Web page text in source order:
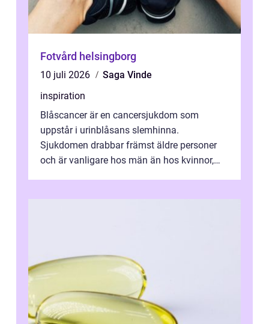
Fotvård helsingborg
10 juli 2026
Saga Vinde
inspiration
Blåscancer är en cancersjukdom som
uppstår i urinblåsans slemhinna.
Sjukdomen drabbar främst äldre personer
och är vanligare hos män än hos kvinnor,